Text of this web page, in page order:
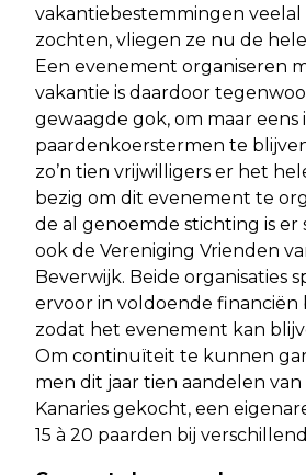
vakantiebestemmingen veelal
zochten, vliegen ze nu de
Een evenement organiseren
vakantie is daardoor
gewaagde gok, om maar eens
paardenkoerstermen te
zo’n tien vrijwilligers er het
bezig om dit evenement te
de al genoemde stichting is er
ook de Vereniging Vrienden
Beverwijk. Beide organisaties
ervoor in voldoende financiën
zodat het evenement kan
Om continuïteit te kunnen
men dit jaar tien aandelen van
Kanaries gekocht, een
15 à 20 paarden bij